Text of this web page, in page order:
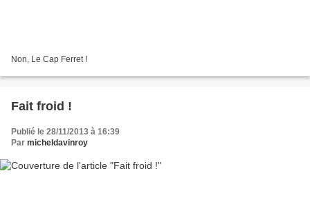
Non, Le Cap Ferret !
Fait froid !
Publié le 28/11/2013 à 16:39
Par micheldavinroy